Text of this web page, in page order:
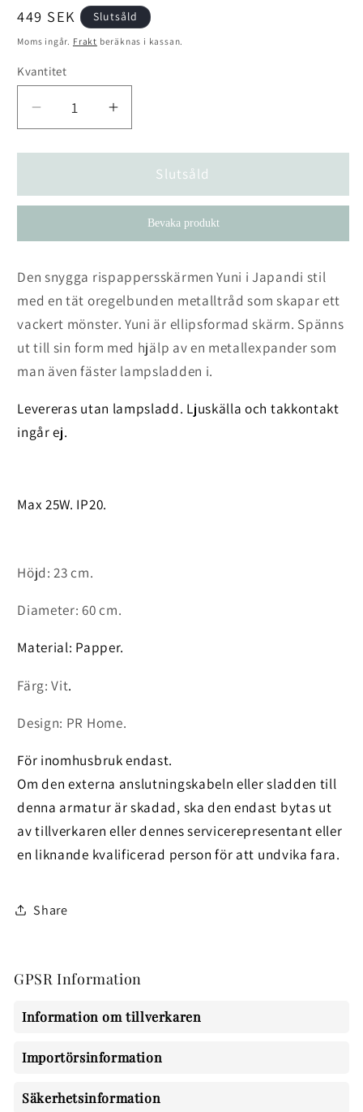
Ordinarie
pris
449 SEK Slutsåld
Moms ingår. Frakt beräknas i kassan.
Kvantitet
Kvantitet
Minska
kvantitet
för
Yuni
Öka
kvantitet
för
Takskärm
Yuni
Slutsåld
Bevaka produkt
Den snygga rispappersskärmen Yuni i Japandi stil
med en tät oregelbunden metalltråd som skapar ett
vackert mönster. Yuni är ellipsformad skärm. Spänns
ut till sin form med hjälp av en metallexpander som
man även fäster lampsladden i.
Levereras utan lampsladd. Ljuskälla och takkontakt
ingår ej.
Max 25W. IP20.
Höjd: 23 cm.
Diameter: 60 cm.
Material: Papper.
Färg: Vit.
Design: PR Home.
För inomhusbruk endast.
Om den externa anslutningskabeln eller sladden till
denna armatur är skadad, ska den endast bytas ut
av tillverkaren eller dennes servicerepresentant eller
en liknande kvalificerad person för att undvika fara.
Share
GPSR Information
Information om tillverkaren
Importörsinformation
Säkerhetsinformation